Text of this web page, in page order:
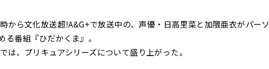
から文化放送超!A&G+で放送中の、声優・日高里菜と加隈亜衣がパーソ
る番組『ひだかくま』。
は、プリキュアシリーズについて盛り上がった。